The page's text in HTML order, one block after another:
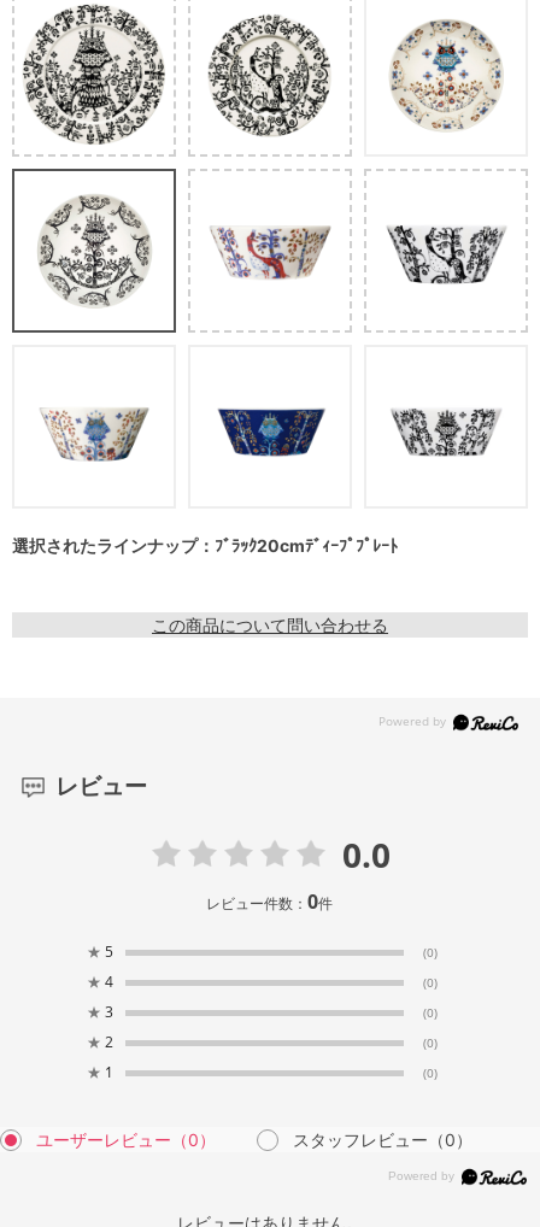
選択されたラインナップ：ﾌﾞﾗｯｸ20cmﾃﾞｨｰﾌﾟﾌﾟﾚｰﾄ
この商品について問い合わせる
レビュー
0.0
レビュー件数：0件
★ 5 (0)
★ 4 (0)
★ 3 (0)
★ 2 (0)
★ 1 (0)
ユーザーレビュー （0） スタッフレビュー （0）